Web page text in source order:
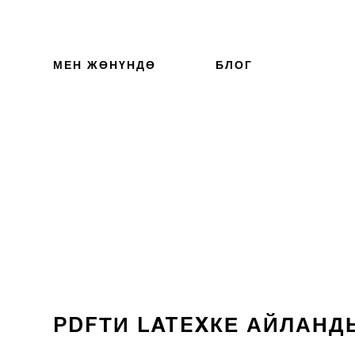
МЕН ЖӨНҮНДӨ БЛОГ
PDFТИ LATEXКЕ